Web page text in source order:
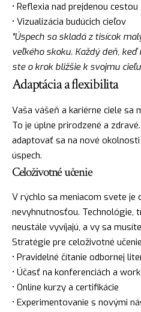
• Reflexia nad prejdenou cestou
• Vizualizácia budúcich cieľov
"Úspech sa skladá z tisícok
veľkého skoku. Každý deň,
ste o krok bližšie k svojmu
Adaptácia a flexibilita
Vaša vášeň a kariérne ciele sa
To je úplne prirodzené a zdravé.
adaptovať sa na nové
úspech.
Celoživotné učenie
V rýchlo sa meniacom svete je
nevyhnutnosťou. Technológie,
neustále vyvíjajú, a vy sa
Stratégie pre celoživotné
• Pravidelné čítanie odbornej
• Účasť na konferenciách a
• Online kurzy a certifikácie
• Experimentovanie s novými